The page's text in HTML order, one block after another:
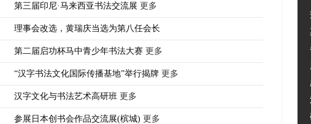
第三届印尼·马来西亚书法交流展 更多
理事会改选，黄瑞庆当选为第八任会长
第二届启功杯马中青少年书法大赛 更多
“汉字书法文化国际传播基地”举行揭牌 更多
汉字文化与书法艺术高研班 更多
参展日本创书会作品交流展(槟城) 更多